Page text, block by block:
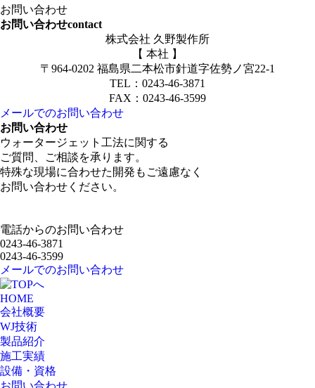
お問い合わせ
お問い合わせcontact
株式会社 久野製作所
【 本社 】
〒964-0202 福島県二本松市針道字佐勢ノ宮22-1
TEL：0243-46-3871
FAX：0243-46-3599
メールでのお問い合わせ
お問い合わせ
ウォータージェット工法に関する
ご質問、ご相談を承ります。
特殊な現場に合わせた開発もご遠慮なく
お問い合わせください。
電話からのお問い合わせ
0243-46-3871
0243-46-3599
メールでのお問い合わせ
HOME
会社概要
WJ技術
製品紹介
施工実績
設備・資格
お問い合わせ